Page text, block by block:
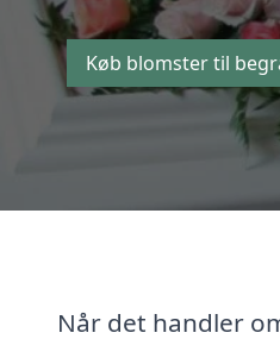
Køb blomster til
Når det handler